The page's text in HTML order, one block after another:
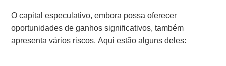
O capital especulativo, embora possa oferecer
oportunidades de ganhos significativos, também
apresenta vários riscos. Aqui estão alguns deles: